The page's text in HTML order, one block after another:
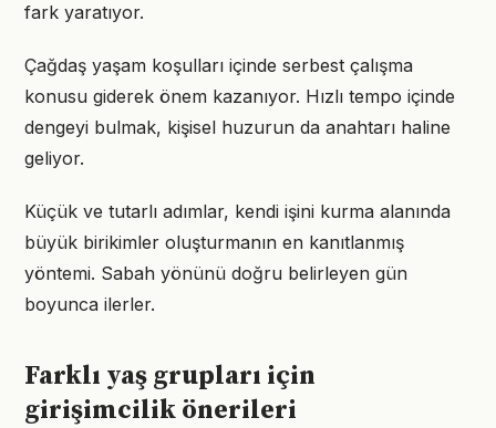
fark yaratıyor.
Çağdaş yaşam koşulları içinde serbest çalışma
konusu giderek önem kazanıyor. Hızlı tempo içinde
dengeyi bulmak, kişisel huzurun da anahtarı haline
geliyor.
Küçük ve tutarlı adımlar, kendi işini kurma alanında
büyük birikimler oluşturmanın en kanıtlanmış
yöntemi. Sabah yönünü doğru belirleyen gün
boyunca ilerler.
Farklı yaş grupları için
girişimcilik önerileri